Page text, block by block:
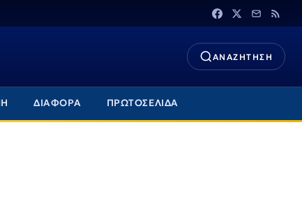
ΑΝΑΖΗΤΗΣΗ
ΔΙΑΦΟΡΑ ΠΡΩΤΟΣΕΛΙΔΑ